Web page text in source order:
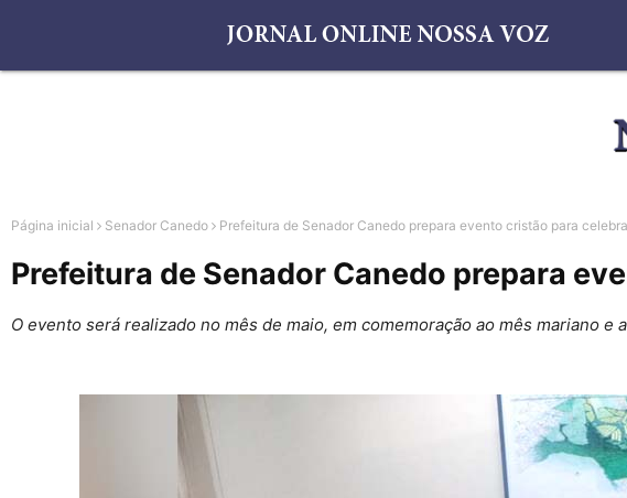
Página inicial Senador Canedo Prefeitura de Senador Canedo prepara evento cristão para
Prefeitura de Senador Canedo prepara
O evento será realizado no mês de maio, em comemoração ao mês mariano